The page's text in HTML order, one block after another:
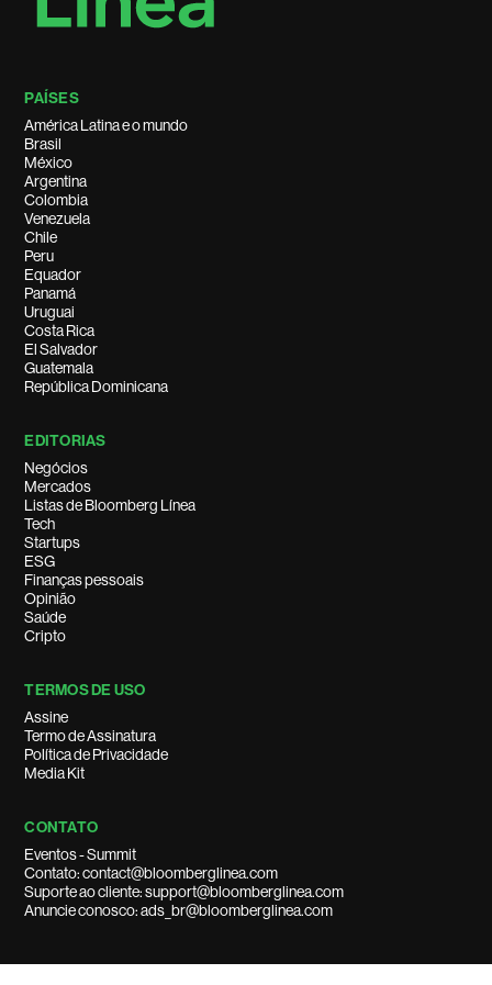
PAÍSES
América Latina e o mundo
Brasil
México
Argentina
Colombia
Venezuela
Chile
Peru
Equador
Panamá
Uruguai
Costa Rica
El Salvador
Guatemala
República Dominicana
EDITORIAS
Negócios
Mercados
Listas de Bloomberg Línea
Tech
Startups
ESG
Finanças pessoais
Opinião
Saúde
Cripto
TERMOS DE USO
Assine
Termo de Assinatura
Política de Privacidade
Media Kit
CONTATO
Eventos - Summit
Contato: contact@bloomberglinea.com
Suporte ao cliente: support@bloomberglinea.com
Anuncie conosco: ads_br@bloomberglinea.com